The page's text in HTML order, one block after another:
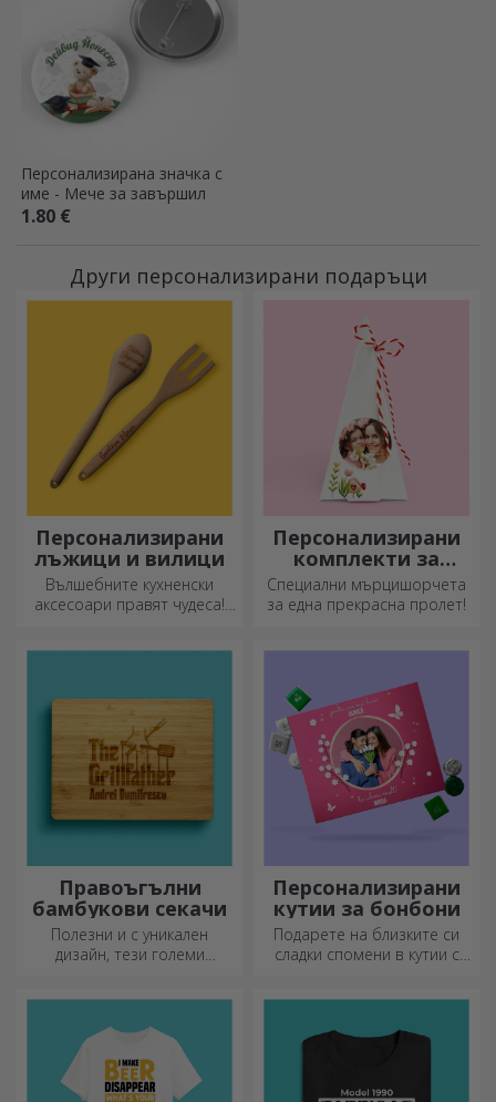
Персонализирана значка с
име - Мече за завършил
1.80 €
Други персонализирани подаръци
Персонализирани
лъжици и вилици
Вълшебните кухненски
аксесоари правят чудеса!
Персонализирани
комплекти за
засаждане на
пирамидални
цветя
Специални мърцишорчета
за една прекрасна пролет!
Правоъгълни
бамбукови секачи
Полезни и с уникален
дизайн, тези големи
приготвени в кухнята.
Персонализирани
кутии за бонбони
Подарете на близките си
сладки спомени в кутии с